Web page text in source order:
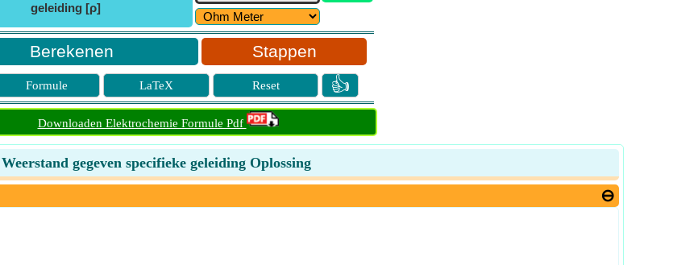
geleiding [ρ]
Stappen
Formule LaTeX Reset 👍
Downloaden Elektrochemie Formule Pdf
Weerstand gegeven specifieke geleiding Oplossing